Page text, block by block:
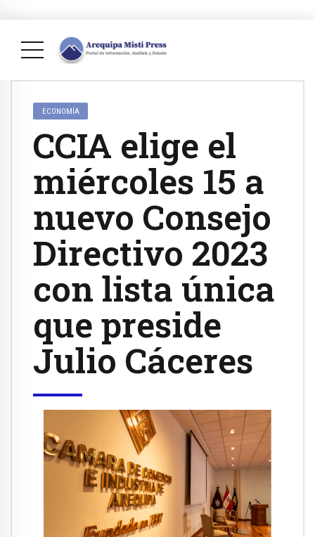
ECONOMÍA
CCIA elige el
miércoles 15 a
nuevo Consejo
Directivo 2023
con lista única
que preside
Julio Cáceres